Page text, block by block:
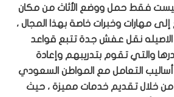
ليست فقط حمل ووضع الأثاث من مكان
إلى مهارات وخبرات خاصة بهذا المجال ،
نقل عفش جدة تتبع قواعد
والتي تقوم بتدريبهم وإعادة
التعامل مع المواطن السعودي
خلال تقديم خدمات مميزة ، حيث